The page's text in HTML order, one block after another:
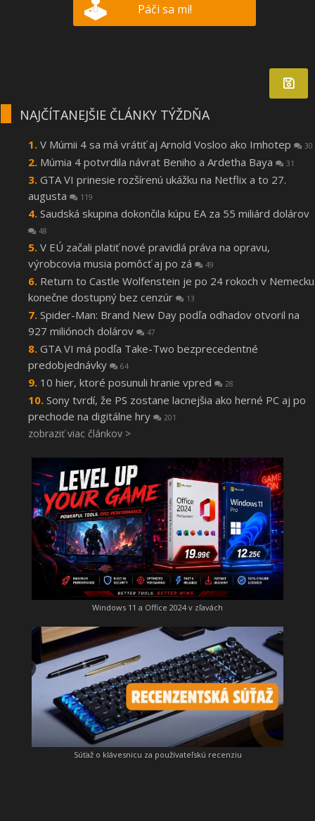
Páči sa mi!
NAJČÍTANEJŠIE ČLÁNKY TÝŽDŇA
V Múmii 4 sa má vrátiť aj Arnold Vosloo ako Imhotep 30
Múmia 4 potvrdila návrat Beniho a Ardetha Baya 31
GTA VI prinesie rozšírenú ukážku na Netflix a to 27.
augusta
119
Saudská skupina dokončila kúpu EA za 55 miliárd dolárov
48
V EÚ začali platiť nové pravidlá práva na opravu,
výrobcovia musia pomôcť aj po zá
49
Return to Castle Wolfenstein je po 24 rokoch v Nemecku
konečne dostupný bez cenzúr
13
Spider-Man: Brand New Day podľa odhadov otvoril na
927 miliónoch dolárov
47
GTA VI má podľa Take-Two bezprecedentné
predobjednávky
64
10 hier, ktoré posunuli hranie vpred 28
Sony tvrdí, že PS zostane lacnejšia ako herné PC aj po
prechode na digitálne hry
201
zobraziť viac článkov >
Windows 11 a Office 2024 v zľavách
Súťaž o klávesnicu za používateľskú recenziu